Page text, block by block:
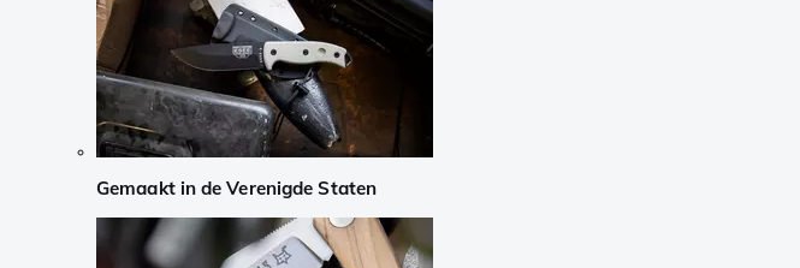
Gemaakt in de Verenigde Staten